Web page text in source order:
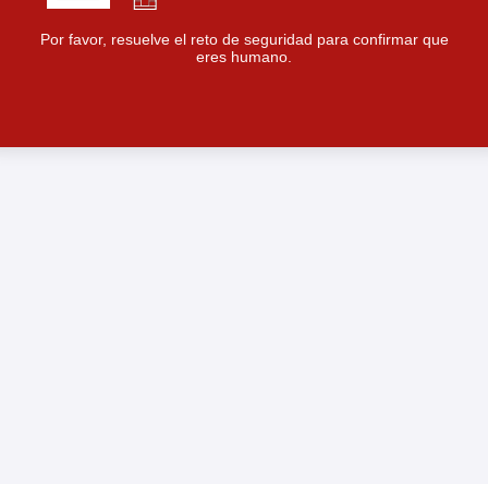
Por favor, resuelve el reto de seguridad para confirmar que
eres humano.